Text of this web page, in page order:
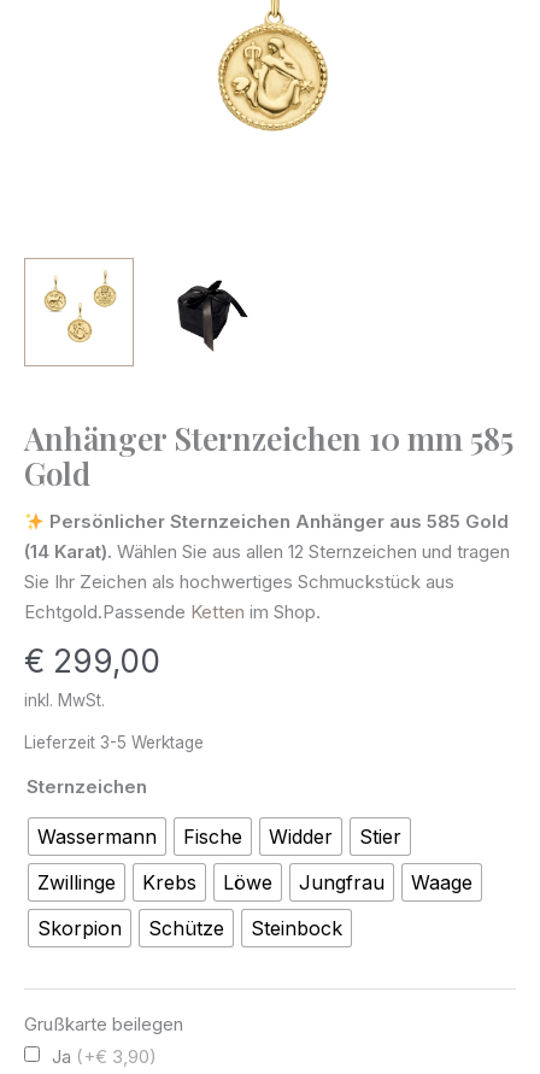
Anhänger Sternzeichen 10 mm 585
Gold
Persönlicher Sternzeichen Anhänger aus 585 Gold
(14 Karat). Wählen Sie aus allen 12 Sternzeichen und tragen
Sie Ihr Zeichen als hochwertiges Schmuckstück aus
Echtgold.Passende Ketten im Shop.
€ 299,00
inkl. MwSt.
Lieferzeit 3-5 Werktage
Sternzeichen
Wassermann Fische Widder
Stier
Zwillinge
Krebs Löwe Jungfrau
Waage
Skorpion
Schütze Steinbock
Grußkarte beilegen
Ja (+€ 3,90)
Anhänger
Sternzeichen
mm
585